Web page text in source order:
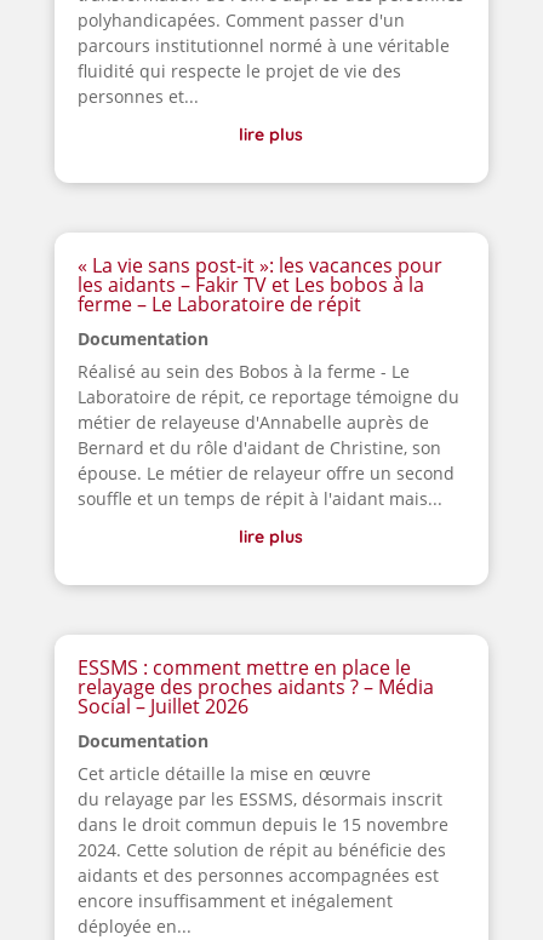
polyhandicapées. Comment passer d'un
parcours institutionnel normé à une véritable
fluidité qui respecte le projet de vie des
personnes et...
lire plus
« La vie sans post-it »: les vacances pour
les aidants – Fakir TV et Les bobos à la
ferme – Le Laboratoire de répit
Documentation
Réalisé au sein des Bobos à la ferme - Le
Laboratoire de répit, ce reportage témoigne du
métier de relayeuse d'Annabelle auprès de
Bernard et du rôle d'aidant de Christine, son
épouse. Le métier de relayeur offre un second
souffle et un temps de répit à l'aidant mais...
lire plus
ESSMS : comment mettre en place le
relayage des proches aidants ? – Média
Social – Juillet 2026
Documentation
Cet article détaille la mise en œuvre
du relayage par les ESSMS, désormais inscrit
dans le droit commun depuis le 15 novembre
2024. Cette solution de répit au bénéficie des
aidants et des personnes accompagnées est
encore insuffisamment et inégalement
déployée en...